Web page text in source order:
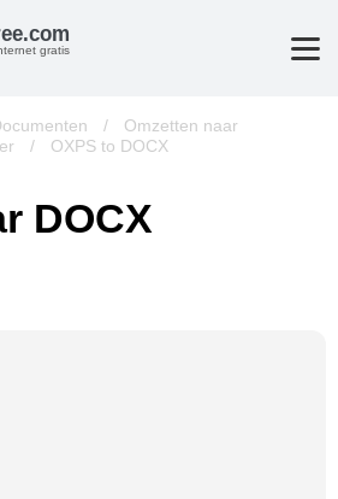
gratis
/
Omzetten naar
/ OXPS to DOCX
DOCX